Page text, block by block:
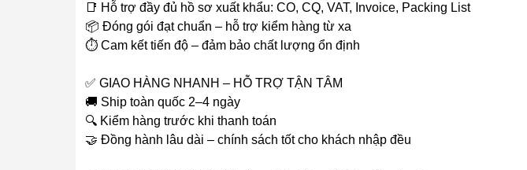
📑 Hỗ trợ đầy đủ hồ sơ xuất khẩu: CO, CQ, VAT, Invoice, Packing List
📦 Đóng gói đạt chuẩn – hỗ trợ kiểm hàng từ xa
⏱ Cam kết tiến độ – đảm bảo chất lượng ổn định
✅ GIAO HÀNG NHANH – HỖ TRỢ TẬN TÂM
🚚 Ship toàn quốc 2–4 ngày
🔍 Kiểm hàng trước khi thanh toán
🤝 Đồng hành lâu dài – chính sách tốt cho khách nhập đều